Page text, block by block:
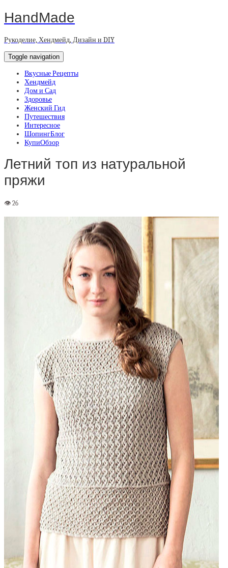
HandMade
Рукоделие, Хендмейд, Дизайн и DIY
Toggle navigation
Вкусные Рецепты
Хендмейд
Дом и Сад
Здоровье
Женский Гид
Путешествия
Интересное
ШопингБлог
КупиОбзор
Летний топ из натуральной
пряжи